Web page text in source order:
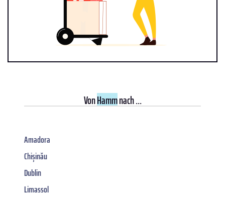
VonHammnach ...
Amadora
Chișinău
Dublin
Limassol